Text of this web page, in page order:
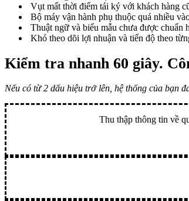
Vụt mất thời điểm tái ký với khách hàng
Bộ máy vận hành phụ thuộc quá nhiều
Thuật ngữ và biểu mẫu chưa được chuẩn
Khó theo dõi lợi nhuận và tiến độ theo
Kiểm tra nhanh 60 giây.
Nếu có từ 2 dấu hiệu trở lên, hệ thống của bạn
Thu thập thông tin về